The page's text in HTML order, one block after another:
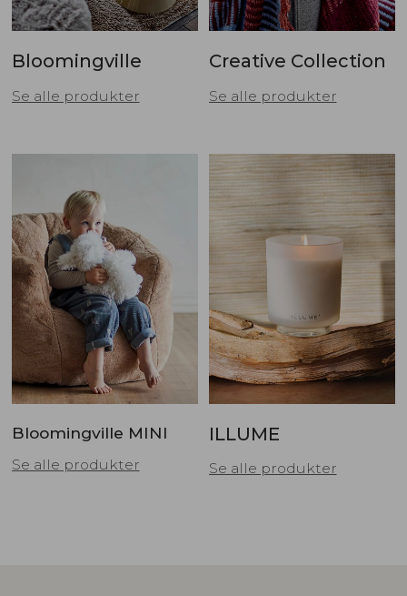
Bloomingville
Se alle produkter
Creative Collection
Se alle produkter
Bloomingville MINI
Se alle produkter
ILLUME
Se alle produkter